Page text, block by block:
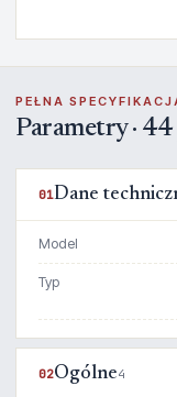
PEŁNA
Parametry ·
01Dane
Model
Typ
02Ogólne4